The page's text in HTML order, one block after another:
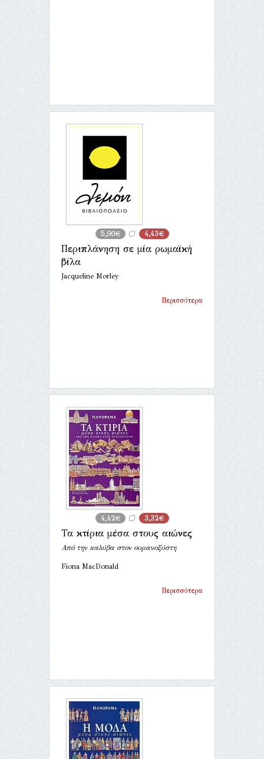
5,90€ 4,43€
Περιπλάνηση σε μία ρωμαϊκή
βίλα
Jacqueline Morley
Περισσότερα
4,42€ 3,32€
Τα κτίρια μέσα στους αιώνες
Από την καλύβα στον ουρανοξύστη
Fiona MacDonald
Περισσότερα